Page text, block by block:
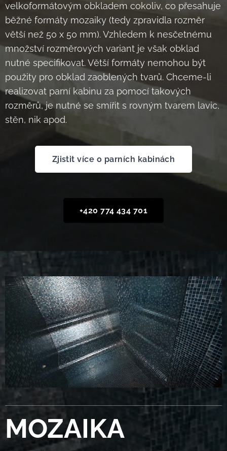
velkoformátovým obkladem cokoliv, co přesahuje
běžné formáty mozaiky (tedy zpravidla rozměr
větší než 50 x 50 mm). Vzhledem k nesčetnému
množství rozměrových variant je však obklad
nutné specifikovat. Větší formáty nemohou být
použity pro obklad zaoblených tvarů. Chceme-li
realizovat parní kabinu za pomocí takových
rozměrů, je nutné se smířit s rovným tvarem lavic,
stěn, nik apod.
Zjistit více o parních kabinách
+420 774 434 701
MOZAIKA